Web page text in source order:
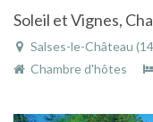
Soleil et Vignes,
Salses-le-Château (14 km),
Chambre d'hôtes